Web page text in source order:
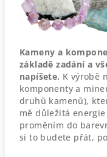
Kameny a
základě zadání a
napíšete. K výrobě
komponenty a
druhů kamenů),
mě důležitá
proměním do
si to budete přát,